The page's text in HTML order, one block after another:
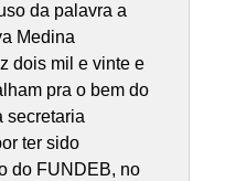
da palavra a
Medina
dois mil e vinte e
pra o bem do
secretaria
ter sido
do FUNDEB, no